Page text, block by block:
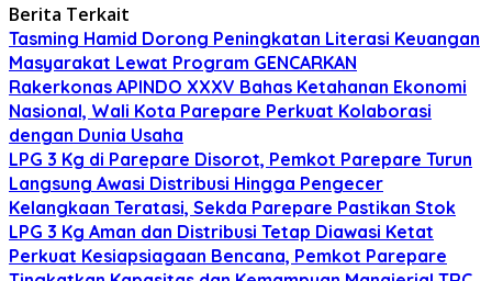
Berita Terkait
Tasming Hamid Dorong Peningkatan Literasi Keuangan
Masyarakat Lewat Program GENCARKAN
Rakerkonas APINDO XXXV Bahas Ketahanan Ekonomi
Nasional, Wali Kota Parepare Perkuat Kolaborasi
dengan Dunia Usaha
LPG 3 Kg di Parepare Disorot, Pemkot Parepare Turun
Langsung Awasi Distribusi Hingga Pengecer
Kelangkaan Teratasi, Sekda Parepare Pastikan Stok
LPG 3 Kg Aman dan Distribusi Tetap Diawasi Ketat
Perkuat Kesiapsiagaan Bencana, Pemkot Parepare